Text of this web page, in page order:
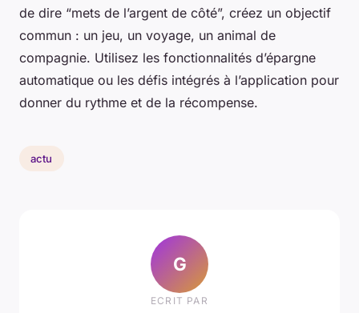
de dire “mets de l’argent de côté”, créez un objectif
commun : un jeu, un voyage, un animal de
compagnie. Utilisez les fonctionnalités d’épargne
automatique ou les défis intégrés à l’application pour
donner du rythme et de la récompense.
actu
G
ECRIT PAR